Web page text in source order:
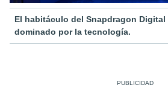
El habitáculo del Snapdragon Digital
dominado por la tecnología.